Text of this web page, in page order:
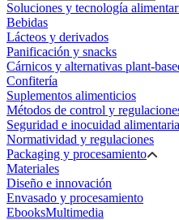
Soluciones y tecnología
Bebidas
Lácteos y derivados
Panificación y snacks
Cárnicos y alternativas plant-
Confitería
Suplementos alimenticios
Métodos de control y
Seguridad e inocuidad alimentaria
Normatividad y regulaciones
Packaging y procesamiento
Materiales
Diseño e innovación
Envasado y procesamiento
EbooksMultimedia